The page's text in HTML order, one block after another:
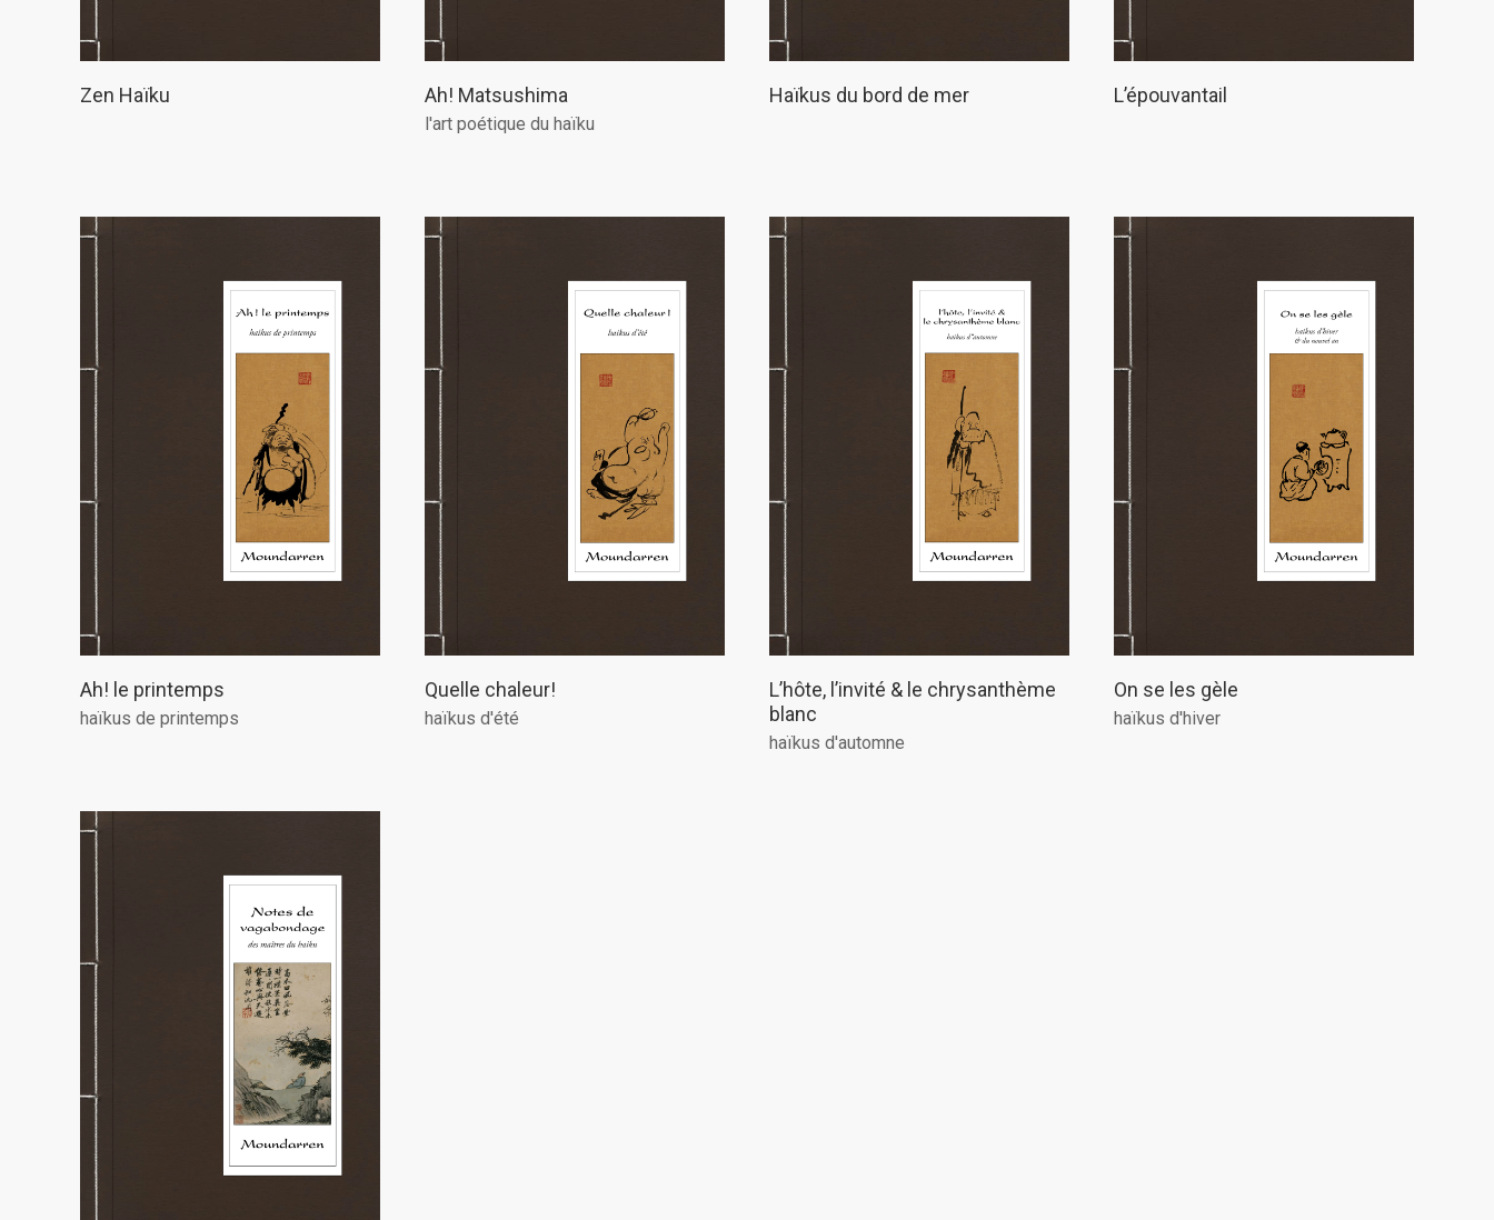
Zen Haïku Ah! Matsushima
l'art poétique du haïku
Haïkus du bord de mer L’épouvantail
Ah! le printemps
haïkus de printemps
Quelle chaleur!
haïkus d'été
L’hôte, l’invité & le chrysanthème
blanc
haïkus d'automne
On se les gèle
haïkus d'hiver